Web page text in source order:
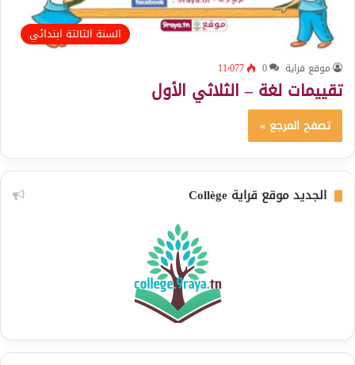
السنة الثالثة ابتدائي
موقع قراية 0 11٬077
تقييمات لغة – الثلاثي الأول
تصفح المرجع »
الجديد موقع قراية Collège